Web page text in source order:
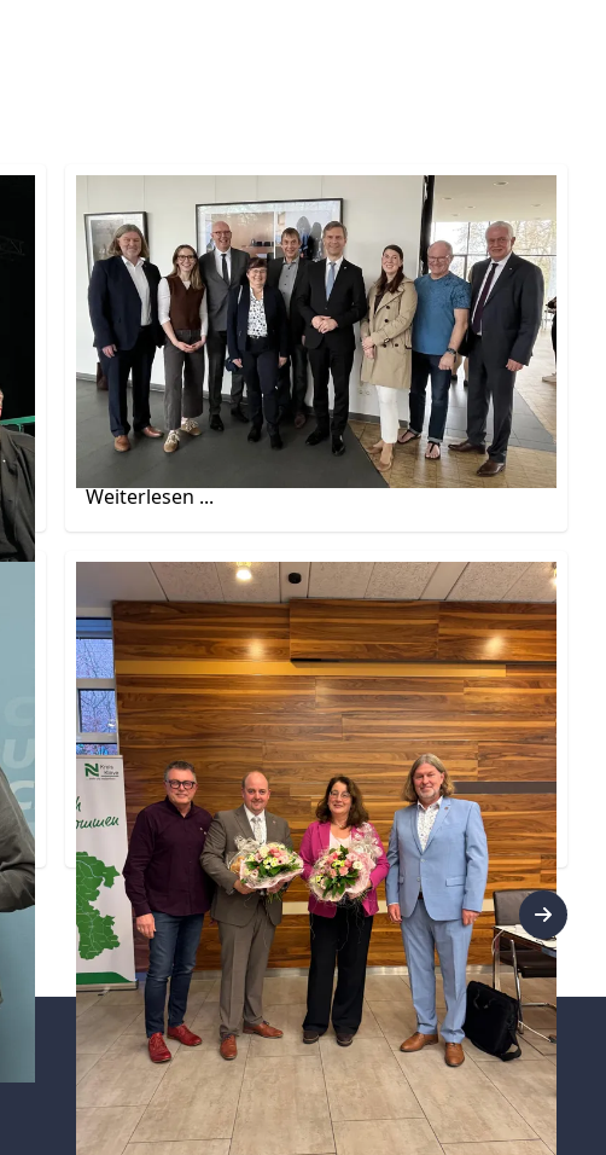
Ausstellungseröffnung in der Wasserburg
Rindern- „Grundrechte – Mehr als nur
Worte“
Mit eindrucksvollen Fotografien und Auszügen
aus dem Grundgesetz macht die Ausstellung die
Bedeutung der Grundrechte sichtbar und lädt
zum Austausch über die Werte unserer
freiheitlichen Demokratie ein.
Weiterlesen ...
Neue stellvertretende Landräte
In Ihrer ersten Sitzung wählte der Kreistag Kleve
am 06. November die neuen stellvertretenden
Landräte. Als 1. stellv. Landrätin ist Agnes Teilmans
von der CDU und 2. stellv. Landrat ist Stefan
Welberts von der SPD gewählt worden.
Weiterlesen ...
Links